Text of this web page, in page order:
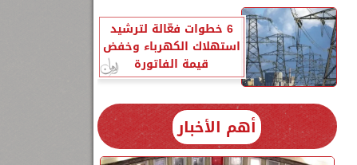
6 خطوات فعّالة لترشيد
استهلاك الكهرباء وخفض
قيمة الفاتورة
أهم الأخبار